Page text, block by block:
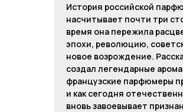
История российской
насчитывает почти три
время она пережила
эпохи, революцию,
новое возрождение.
создал легендарные
французские парфюмеры
и как сегодня
вновь завоевывает